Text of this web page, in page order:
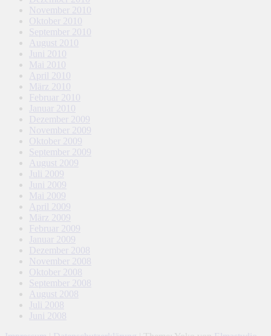
November 2010
Oktober 2010
September 2010
August 2010
Juni 2010
Mai 2010
April 2010
März 2010
Februar 2010
Januar 2010
Dezember 2009
November 2009
Oktober 2009
September 2009
August 2009
Juli 2009
Juni 2009
Mai 2009
April 2009
März 2009
Februar 2009
Januar 2009
Dezember 2008
November 2008
Oktober 2008
September 2008
August 2008
Juli 2008
Juni 2008